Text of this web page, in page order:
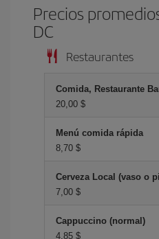
Precios
DC
Restaurantes
Comida, Restaurante
20,00 $
Menú comida rápida
8,70 $
Cerveza Local (vaso o
7,00 $
Cappuccino (normal)
4,85 $